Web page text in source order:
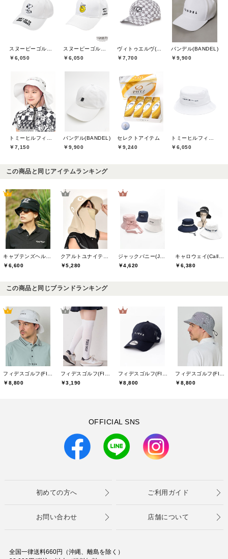
スヌーピーゴルフ(SNOOPY GOLF)
￥6,050
スヌーピーゴルフ(SNOOPY GOLF)
￥6,050
ヴィトゥエルヴ(V12)
￥7,700
バンデル(BANDEL)
￥9,900
トミーヒルフィガーゴルフ(TOMMY HILFIGER GOLF)
￥7,150
バンデル(BANDEL)
￥9,900
セレクトアイテム
￥9,240
トミーヒルフィガーゴルフ(TOMMY HILFIGER GOLF)
￥6,050
この商品と同じアイテムランキング
￥6,600
￥5,280
￥4,620
￥6,380
この商品と同じブランドランキング
￥8,800
￥3,190
￥8,800
￥8,800
OFFICIAL SNS
初めての方へ ご利用ガイド
お問い合わせ 店舗について
全国一律送料660円（沖縄、離島を除く）